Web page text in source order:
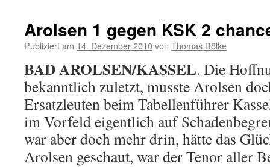
Arolsen 1 gegen KSK 2
Publiziert am 14. Dezember 2010von Thomas Bölke
BAD AROLSEN/KASSEL. Die
bekanntlich zuletzt, musste Arolsen
Ersatzleuten beim Tabellenführer
im Vorfeld eigentlich auf
war aber doch mehr drin, hätte das
Arolsen geschaut, war der Tenor aller